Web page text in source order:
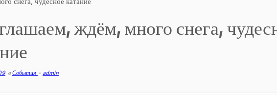
ждём, много снега,
вСобытия - admin